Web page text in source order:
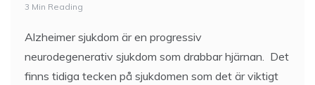
3 Min Reading
Alzheimer sjukdom är en progressiv
neurodegenerativ sjukdom som drabbar hjärnan. Det
finns tidiga tecken på sjukdomen som det är viktigt